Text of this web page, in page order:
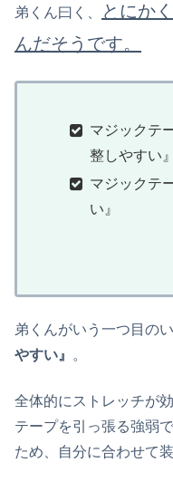
弟くん曰く、 とにかく
んだそうです。
マジックテ
整しやすい』
マジックテ
い』
弟くんがいう一つ目の
やすい』
。
全体的にストレッチが
テープを引っ張る強弱
ため、自分に合わせて